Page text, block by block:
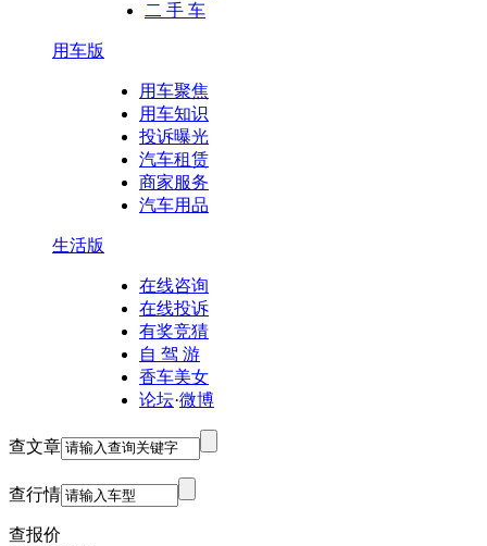
二 手 车
用车版
用车聚焦
用车知识
投诉曝光
汽车租赁
商家服务
汽车用品
生活版
在线咨询
在线投诉
有奖竞猜
自 驾 游
香车美女
论坛·微博
查文章
查行情
查报价